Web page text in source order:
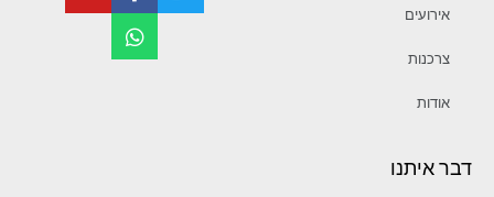
אירועים
צרכנות
אודות
דבר איתנו